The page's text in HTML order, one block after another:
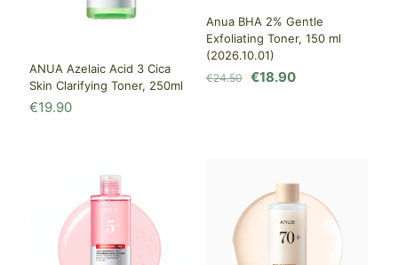
ANUA Azelaic Acid 3 Cica
Skin Clarifying Toner, 250ml
€19.90
Anua BHA 2% Gentle
Exfoliating Toner, 150 ml
(2026.10.01)
€24.50
Первоначальная
€18.90Текущая